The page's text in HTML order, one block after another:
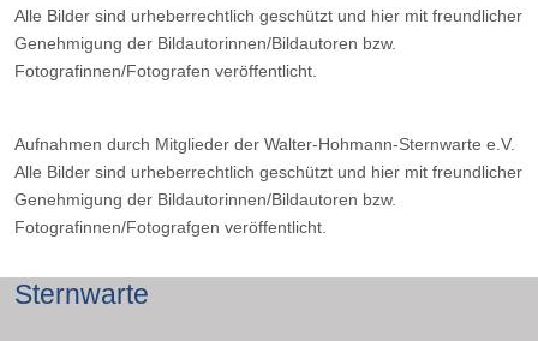
Alle Bilder sind urheberrechtlich geschützt und hier mit freundlicher
Genehmigung der Bildautorinnen/Bildautoren bzw.
Fotografinnen/Fotografen veröffentlicht.
Aufnahmen durch Mitglieder der Walter-Hohmann-Sternwarte e.V.
Alle Bilder sind urheberrechtlich geschützt und hier mit freundlicher
Genehmigung der Bildautorinnen/Bildautoren bzw.
Fotografinnen/Fotografgen veröffentlicht.
Sternwarte